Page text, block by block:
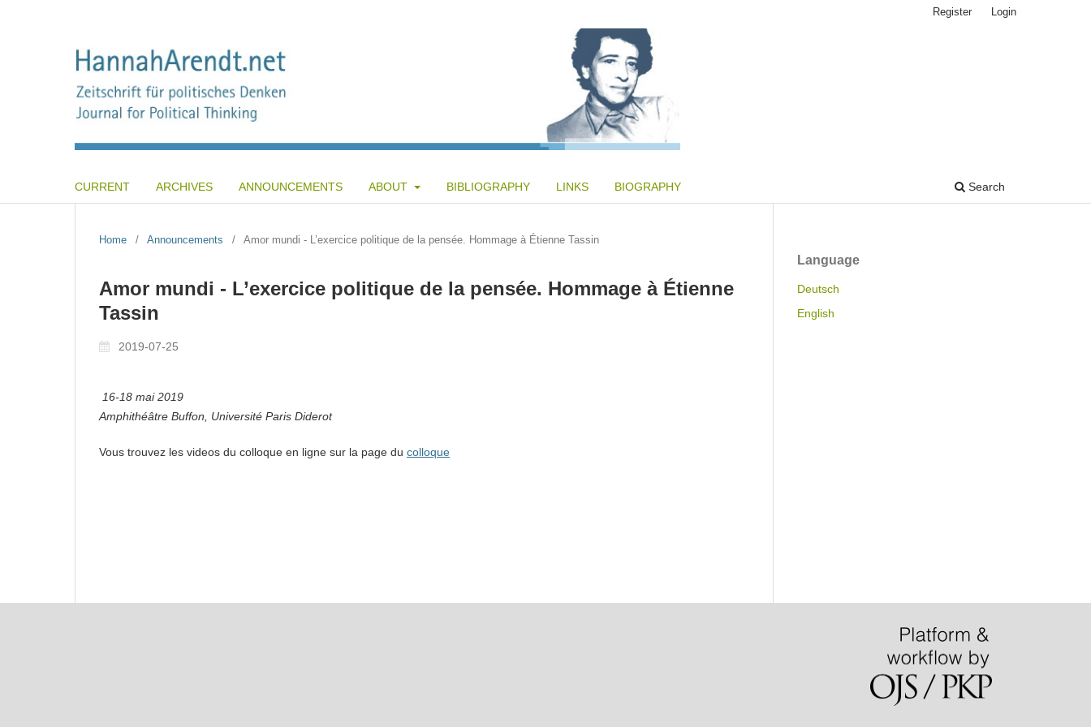
CURRENT ARCHIVES ANNOUNCEMENTS ABOUT BIBLIOGRAPHY LINKS BIOGRAPHY Search
Register Login
Home / Announcements / Amor mundi - L’exercice politique de la pensée. Hommage à Étienne Tassin
Amor mundi - L’exercice politique de la pensée. Hommage à Étienne
Tassin
2019-07-25
16-18 mai 2019
Amphithéâtre Buffon, Université Paris Diderot
Vous trouvez les videos du colloque en ligne sur la page du colloque
Language
Deutsch
English